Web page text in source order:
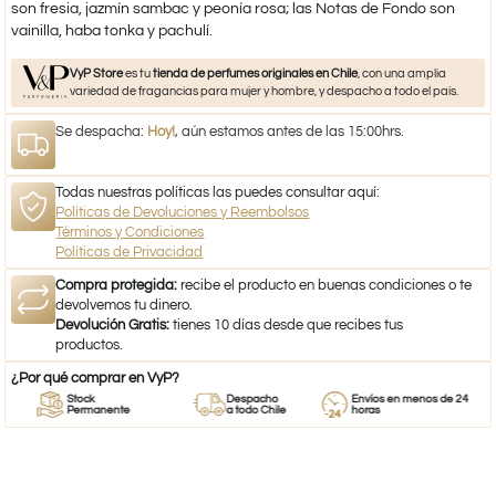
son fresia, jazmín sambac y peonía rosa; las Notas de Fondo son
vainilla, haba tonka y pachulí.
VyP Storees tutienda de perfumes originales en Chile, con una amplia
variedad de fragancias para mujer y hombre, y despacho a todo el país.
Se despacha: Hoy!, aún estamos antes de las 15:00hrs.
Todas nuestras políticas las puedes consultar aquí:
Políticas de Devoluciones y Reembolsos
Términos y Condiciones
Políticas de Privacidad
Compra protegida: recibe el producto en buenas condiciones o te
devolvemos tu dinero.
Devolución Gratis: tienes 10 días desde que recibes tus
productos.
¿Por qué comprar en VyP?
Stock
Permanente
Despacho
a todo Chile
Envíos en menos de 24
horas